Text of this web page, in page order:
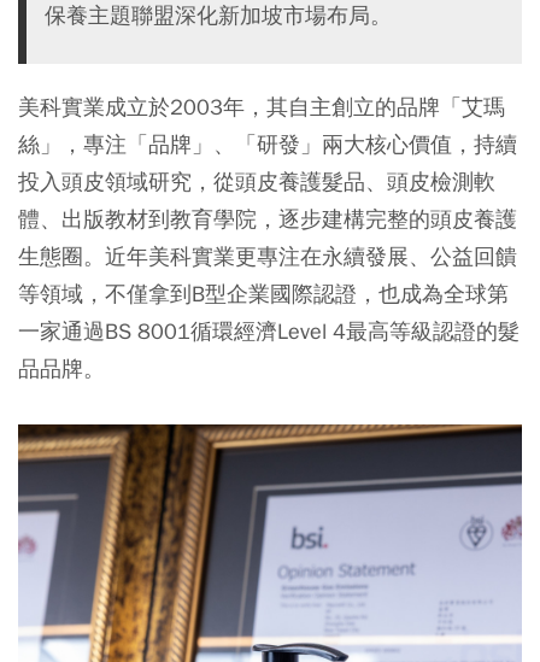
保養主題聯盟深化新加坡市場布局。
美科實業成立於2003年，其自主創立的品牌「艾瑪
絲」，專注「品牌」、「研發」兩大核心價值，持續
投入頭皮領域研究，從頭皮養護髮品、頭皮檢測軟
體、出版教材到教育學院，逐步建構完整的頭皮養護
生態圈。近年美科實業更專注在永續發展、公益回饋
等領域，不僅拿到B型企業國際認證，也成為全球第
一家通過BS 8001循環經濟Level 4最高等級認證的髮
品品牌。